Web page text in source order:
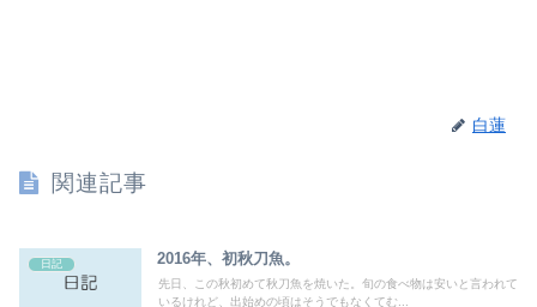
白蓮
関連記事
日記 2016年、初秋刀魚。
先日、この秋初めて秋刀魚を焼いた。旬の食べ物は安いと言われて
いるけれど、出始めの頃はそうでもなくてむ...